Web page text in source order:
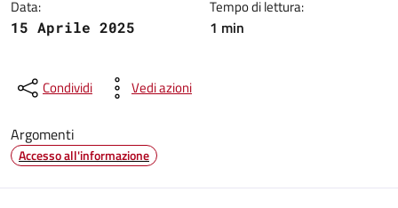
Data:
15 Aprile 2025
Tempo di lettura:
1 min
Condividi Vedi azioni
Argomenti
Accesso all'informazione